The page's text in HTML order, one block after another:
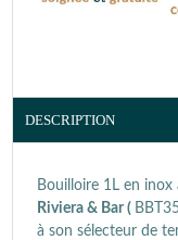
DESCRIPTION
Bouilloire 1L en
Riviera & Bar (
à son sélecteur de